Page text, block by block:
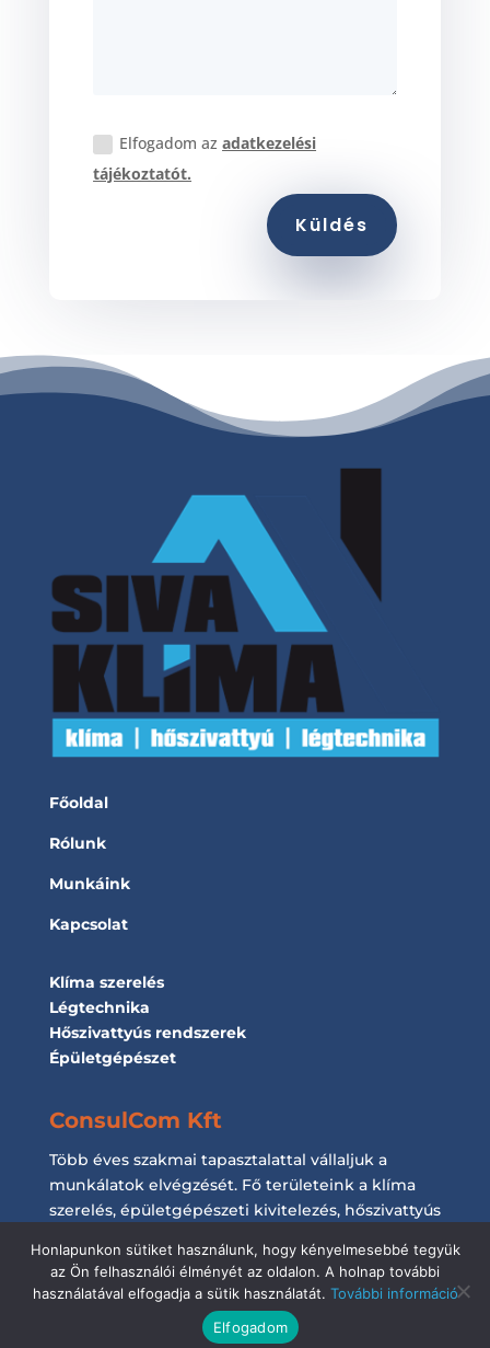
Elfogadom azadatkezelési
tájékoztatót.
Küldés
Főoldal
Rólunk
Munkáink
Kapcsolat
Klíma szerelés
Légtechnika
Hőszivattyús rendszerek
Épületgépészet
ConsulCom Kft
Több éves szakmai tapasztalattal vállaljuk a
munkálatok elvégzését. Fő területeink a klíma
szerelés, épületgépészeti kivitelezés, hőszivattyús
munkálatok elvégzése.
Boston Webdesign
Honlapunkon sütiket használunk, hogy kényelmesebbé tegyük
az Ön felhasználói élményét az oldalon. A holnap további
használatával elfogadja a sütik használatát. További információ
Elfogadom